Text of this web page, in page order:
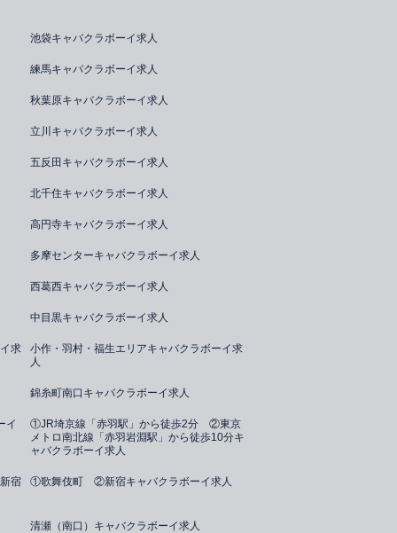
池袋キャバクラボーイ求人
練馬キャバクラボーイ求人
秋葉原キャバクラボーイ求人
立川キャバクラボーイ求人
五反田キャバクラボーイ求人
北千住キャバクラボーイ求人
高円寺キャバクラボーイ求人
多摩センターキャバクラボーイ求人
西葛西キャバクラボーイ求人
中目黒キャバクラボーイ求人
求
小作・羽村・福生エリアキャバクラボーイ求
人
錦糸町南口キャバクラボーイ求人
イ
①JR埼京線「赤羽駅」から徒歩2分 ②東京
メトロ南北線「赤羽岩淵駅」から徒歩10分キ
ャバクラボーイ求人
宿 ①歌舞伎町 ②新宿キャバクラボーイ求人
清瀬（南口）キャバクラボーイ求人